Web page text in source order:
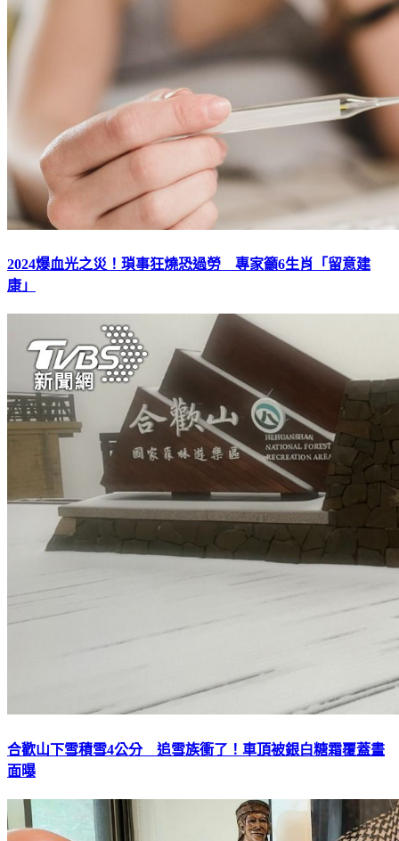
2024爆血光之災！瑣事狂燒恐過勞 專家籲6生肖「留意建
康」
合歡山下雪積雪4公分 追雪族衝了！車頂被銀白糖霜覆蓋畫
面曝